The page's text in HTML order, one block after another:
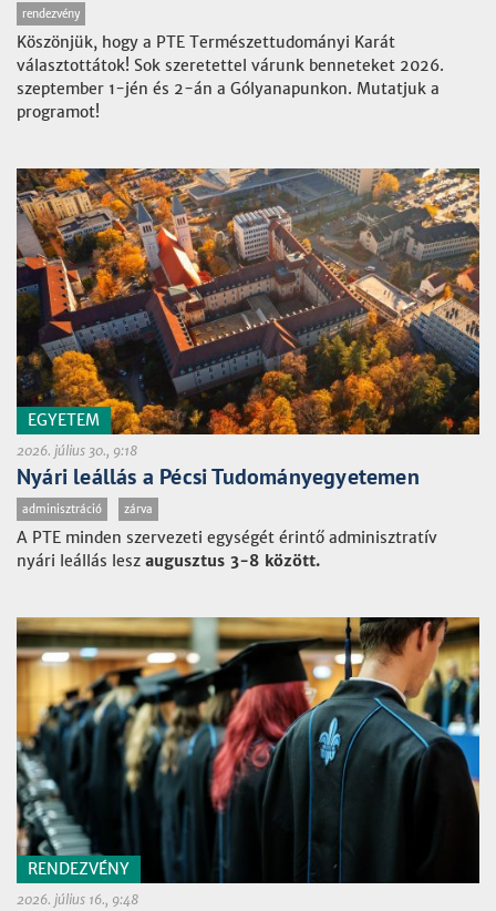
rendezvény
Köszönjük, hogy a PTE Természettudományi Karát
választottátok! Sok szeretettel várunk benneteket 2026.
szeptember 1-jén és 2-án a Gólyanapunkon. Mutatjuk a
programot!
EGYETEM
2026. július 30., 9:18
Nyári leállás a Pécsi Tudományegyetemen
adminisztráció zárva
A PTE minden szervezeti egységét érintő adminisztratív
nyári leállás lesz augusztus 3-8 között.
RENDEZVÉNY
2026. július 16., 9:48